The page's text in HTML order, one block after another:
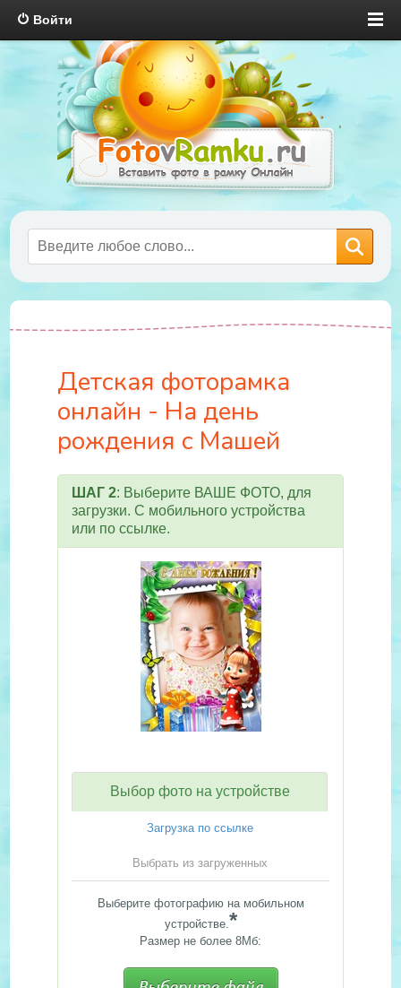
Войти
Детская фоторамка
онлайн - На день
рождения с Машей
ШАГ 2: Выберите ВАШЕ ФОТО, для
загрузки. С мобильного устройства
или по ссылке.
Выбор фото на устройстве
Загрузка по ссылке
Выбрать из загруженных
Выберите фотографию на мобильном
устройстве.*
Размер не более 8Мб: